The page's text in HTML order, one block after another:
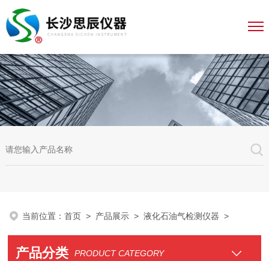
当前位置：首页 > 产品展示 >液化石油气检测仪器 >
产品分类 PRODUCT CATEGORY